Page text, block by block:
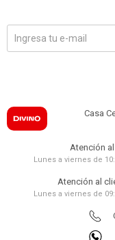
Casa
Atención
Lunes a viernes de
Atención al
Lunes a viernes de